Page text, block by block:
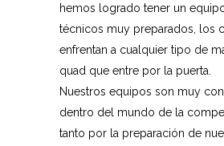
hemos logrado tener un
técnicos muy preparados, los
enfrentan a cualquier tipo de
quad que entre por la puerta.
Nuestros equipos son muy
dentro del mundo de la
tanto por la preparación de